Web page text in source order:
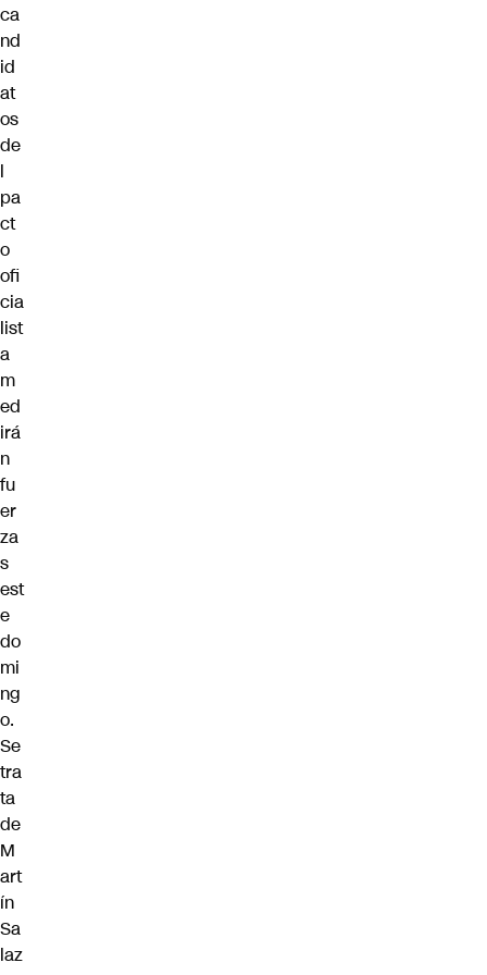
ca
nd
id
at
os
de
l
pa
ct
o
ofi
cia
list
a
m
ed
irá
n
fu
er
za
s
est
e
do
mi
ng
o.
Se
tra
ta
de
M
art
ín
Sa
laz